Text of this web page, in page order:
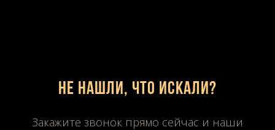
Не нашли, что искали?
Закажите звонок прямо сейчас и наши